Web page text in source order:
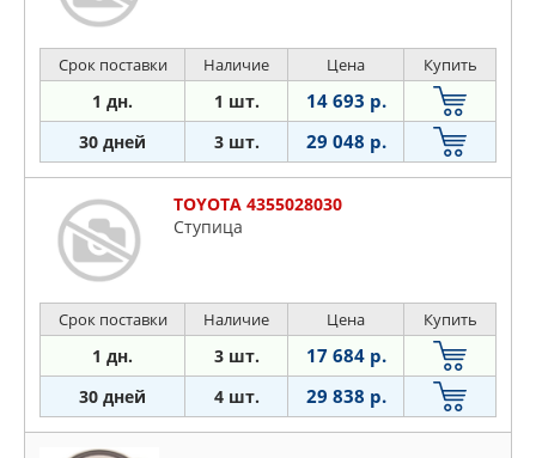
Срок поставки Наличие Цена Купить
1 дн. 1 шт. 14 693 р.
30 дней 3 шт. 29 048 р.
TOYOTA 4355028030
Ступица
Срок поставки Наличие Цена Купить
1 дн. 3 шт. 17 684 р.
30 дней 4 шт. 29 838 р.